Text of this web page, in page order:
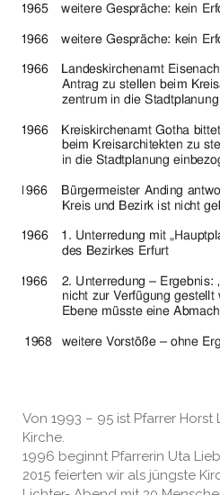
Von 1993 – 95 ist Pfarrer
Kirche.
1996 beginnt Pfarrerin Uta
2015 feierten wir als jüngste